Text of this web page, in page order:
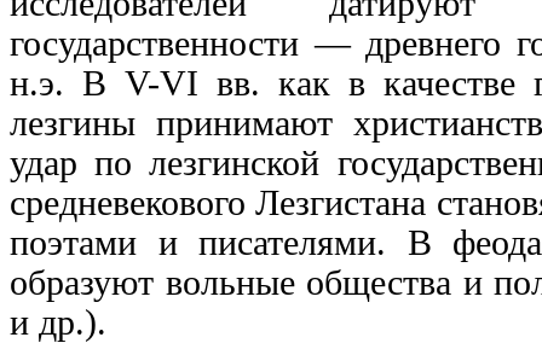
государственности — древнего
н.э. В V-VI вв. как в качестве
лезгины принимают
удар по лезгинской
средневекового Лезгистана
поэтами и писателями. В
образуют вольные общества и
и др.).